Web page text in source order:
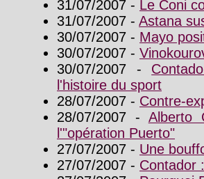
31/07/2007 - Le Coni
31/07/2007 - Astana
30/07/2007 - Mayo
30/07/2007 -
30/07/2007 -
l'histoire du sport
28/07/2007 - Contre-
28/07/2007 - Alberto
l'"opération Puerto"
27/07/2007 - Une
27/07/2007 - Contador